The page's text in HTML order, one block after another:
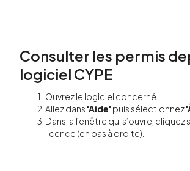
Consulter les permis
logiciel CYPE
Ouvrez le logiciel concerné.
Allez dans 'Aide' puis sélectionnez
Dans la fenêtre qui s’ouvre, cliquez
licence (en bas à droite).